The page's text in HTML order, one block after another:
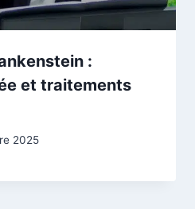
:
et traitements
2025